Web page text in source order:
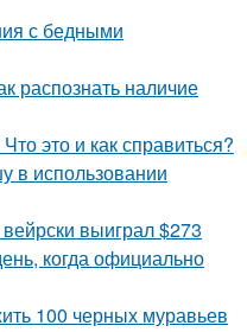
с бедными
распознать наличие
это и как справиться?
в использовании
выиграл $273
когда официально
100 черных муравьев